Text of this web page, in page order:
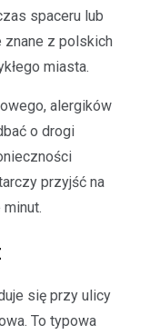
spaceru lub
znane z polskich
miasta.
alergików
o drogi
przyjść na
się przy ulicy
To typowa